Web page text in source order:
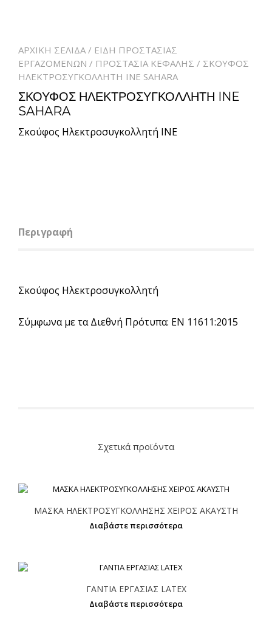
ΑΡΧΙΚΉ ΣΕΛΊΔΑ/ ΕΊΔΗ ΠΡΟΣΤΑΣΊΑΣ
ΕΡΓΑΖΟΜΈΝΩΝ / ΠΡΟΣΤΑΣΊΑ ΚΕΦΑΛΉΣ / ΣΚΟΥΦΟΣ
ΗΛΕΚΤΡΟΣΥΓΚΟΛΛΗΤΗ INE SAHARA
ΣΚΟΥΦΟΣ ΗΛΕΚΤΡΟΣΥΓΚΟΛΛΗΤΗ INE
SAHARA
Σκούφος Ηλεκτροσυγκολλητή INE
Περιγραφή
Σκούφος Ηλεκτροσυγκολλητή
Σύμφωνα με τα Διεθνή Πρότυπα: EN 11611:2015
Σχετικά προϊόντα
ΜΑΣΚΑ ΗΛΕΚΤΡΟΣΥΓΚΟΛΛΗΣΗΣ ΧΕΙΡΟΣ ΑΚΑΥΣΤΗ
Διαβάστε περισσότερα
ΓΑΝΤΙΑ ΕΡΓΑΣΙΑΣ LATEX
Διαβάστε περισσότερα